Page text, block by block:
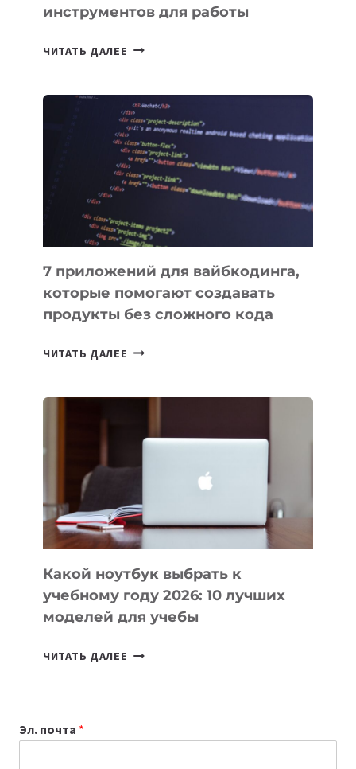
инструментов для работы
ЧИТАТЬ ДАЛЕЕ ТАСК-
ПОЛЕЗНЫХ
ИНСТРУМЕНТОВ
ДЛЯ
РАБОТЫ
7 приложений для вайбкодинга,
которые помогают создавать
продукты без сложного кода
ЧИТАТЬ ДАЛЕЕ 7
ПОМОГАЮТ
СОЗДАВАТЬ
БЕЗ
СЛОЖНОГО
КОДА
Какой ноутбук выбрать к
учебному году 2026: 10 лучших
моделей для учебы
ЧИТАТЬ ДАЛЕЕ КАКОЙ
Эл. почта *